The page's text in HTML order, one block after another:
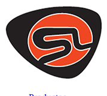
We use cookies to ensure
on our website. By
that cookies are used to
to offer you a better
you can disable cookies,